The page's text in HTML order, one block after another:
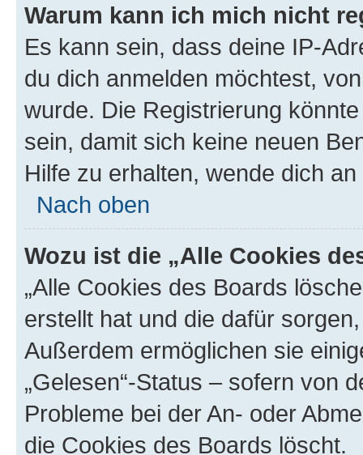
Warum kann ich mich nicht
Es kann sein, dass deine IP-
du dich anmelden möchtest,
wurde. Die Registrierung
sein, damit sich keine neuen
Hilfe zu erhalten, wende dich
Nach oben
Wozu ist die „Alle Cookies
„Alle Cookies des Boards
erstellt hat und die dafür
Außerdem ermöglichen sie
„Gelesen“-Status – sofern von
Probleme bei der An- oder
die Cookies des Boards löscht.